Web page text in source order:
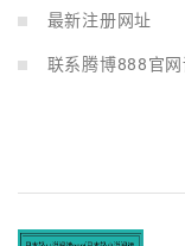
最新注册网址
联系腾博888官